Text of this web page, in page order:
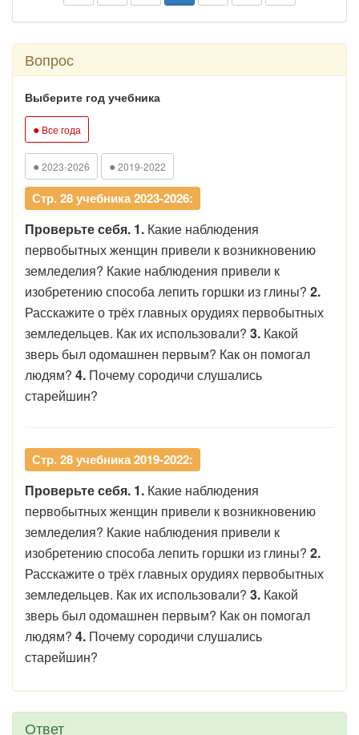
Вопрос
Выберите год учебника
● Все года
● 2023-2026 ● 2019-2022
Стр. 28 учебника 2023-2026:
Проверьте себя. 1. Какие наблюдения
первобытных женщин привели к возникновению
земледелия? Какие наблюдения привели к
изобретению способа лепить горшки из глины? 2.
Расскажите о трёх главных орудиях первобытных
земледельцев. Как их использовали? 3. Какой
зверь был одомашнен первым? Как он помогал
людям? 4. Почему сородичи слушались
старейшин?
Стр. 28 учебника 2019-2022:
Проверьте себя. 1. Какие наблюдения
первобытных женщин привели к возникновению
земледелия? Какие наблюдения привели к
изобретению способа лепить горшки из глины? 2.
Расскажите о трёх главных орудиях первобытных
земледельцев. Как их использовали? 3. Какой
зверь был одомашнен первым? Как он помогал
людям? 4. Почему сородичи слушались
старейшин?
Ответ